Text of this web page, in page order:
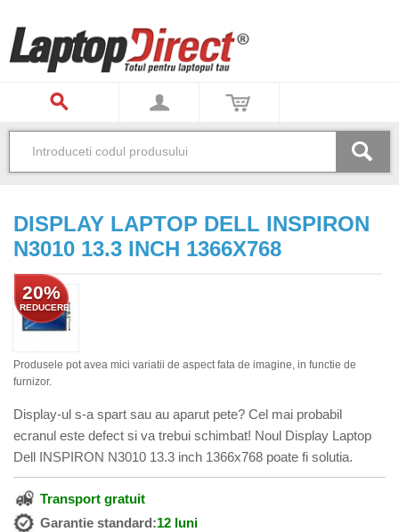
DISPLAY LAPTOP DELL INSPIRON
N3010 13.3 INCH 1366X768
20%
REDUCERE
Produsele pot avea mici variatii de aspect fata de imagine, in functie de
furnizor.
Display-ul s-a spart sau au aparut pete? Cel mai probabil
ecranul este defect si va trebui schimbat! Noul Display Laptop
Dell INSPIRON N3010 13.3 inch 1366x768 poate fi solutia.
Transport gratuit
Garantie standard:12 luni